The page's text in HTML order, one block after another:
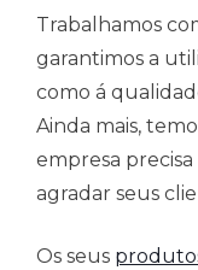
Trabalhamos
garantimos a
como á
Ainda mais,
empresa
agradar seus
Os seus